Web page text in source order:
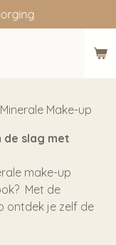
Make-up
slag met
make-up
Met de
ontdek je zelf de